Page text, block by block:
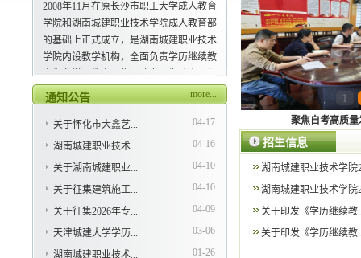
2008年11月在原长沙市职工大学成人教育
学院和湖南城建职业技术学院成人教育部
的基础上正式成立，是湖南城建职业技术
学院内设教学机构，全面负责学历继续教
育和非学历教育工作。致力于为社会、行
业、企业及个人提供终身学习和职业发展
服务，努力打造湖南建设领域继续教育
“黄埔军校”领军品牌。自2008年设立以
来，依托学院的办学资源，坚持立德树人
|通知公告 more...
关于怀化市大鑫艺... 04-17
湖南城建职业技术... 04-16
关于湖南城建职业... 04-10
关于征集建筑施工... 04-10
关于征集2026年专... 04-09
天津城建大学学历... 03-06
湖南城建职业技术... 01-26
1
聚焦自考高质量
招生信息
湖南城建职业技术学院
湖南城建职业技术学院
关于印发《学历继续教
关于印发《学历继续教